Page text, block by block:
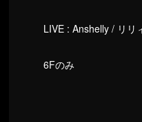
LIVE : Anshelly / リリ
6Fのみ